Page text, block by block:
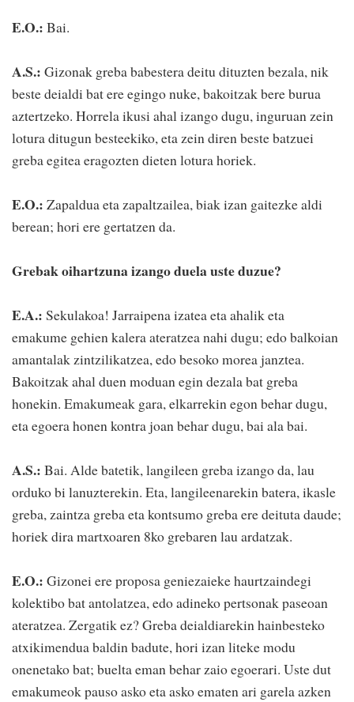
E.O.: Bai.
A.S.: Gizonak greba babestera deitu dituzten bezala, nik
beste deialdi bat ere egingo nuke, bakoitzak bere burua
aztertzeko. Horrela ikusi ahal izango dugu, inguruan zein
lotura ditugun besteekiko, eta zein diren beste batzuei
greba egitea eragozten dieten lotura horiek.
E.O.: Zapaldua eta zapaltzailea, biak izan gaitezke aldi
berean; hori ere gertatzen da.
Grebak oihartzuna izango duela uste duzue?
E.A.: Sekulakoa! Jarraipena izatea eta ahalik eta
emakume gehien kalera ateratzea nahi dugu; edo balkoian
amantalak zintzilikatzea, edo besoko morea janztea.
Bakoitzak ahal duen moduan egin dezala bat greba
honekin. Emakumeak gara, elkarrekin egon behar dugu,
eta egoera honen kontra joan behar dugu, bai ala bai.
A.S.: Bai. Alde batetik, langileen greba izango da, lau
orduko bi lanuzterekin. Eta, langileenarekin batera, ikasle
greba, zaintza greba eta kontsumo greba ere deituta daude;
horiek dira martxoaren 8ko grebaren lau ardatzak.
E.O.: Gizonei ere proposa geniezaieke haurtzaindegi
kolektibo bat antolatzea, edo adineko pertsonak paseoan
ateratzea. Zergatik ez? Greba deialdiarekin hainbesteko
atxikimendua baldin badute, hori izan liteke modu
onenetako bat; buelta eman behar zaio egoerari. Uste dut
emakumeok pauso asko eta asko ematen ari garela azken